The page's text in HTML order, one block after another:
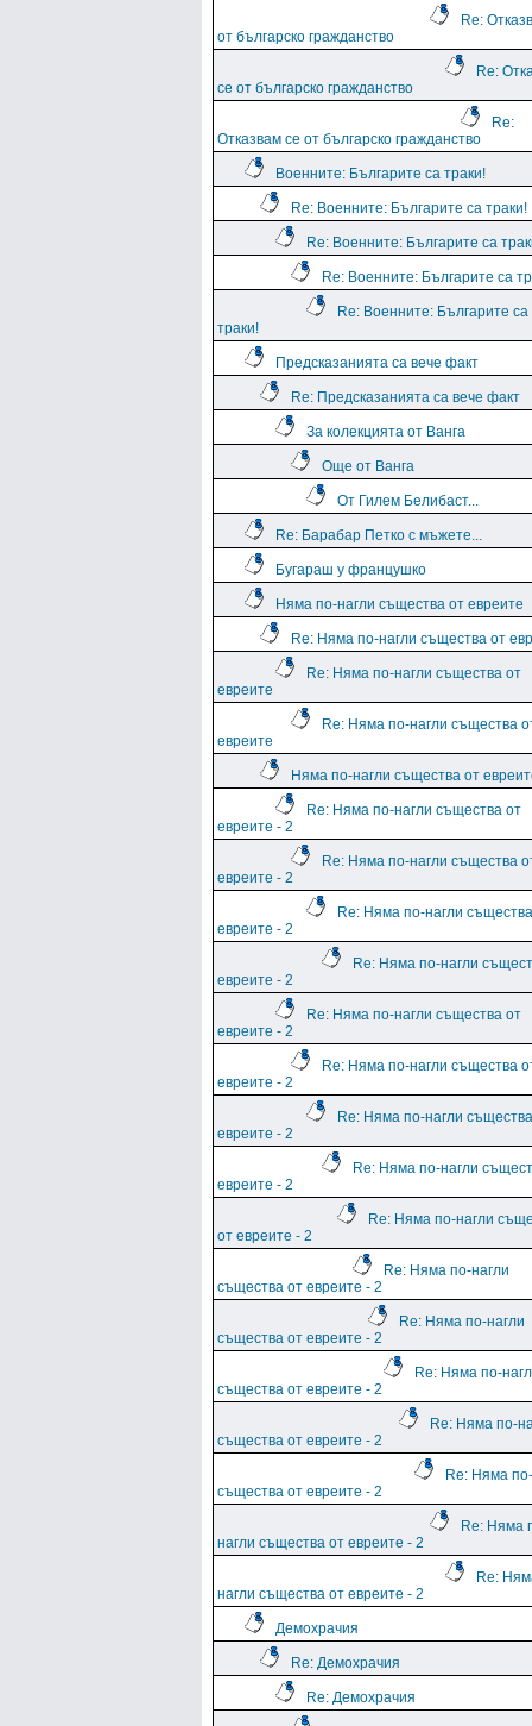
Re:
от българско гражданство
Re:
се от българско гражданство
Re:
Отказвам се от българско гражданство
Военните: Българите са траки!
Re: Военните: Българите са траки!
Re: Военните: Българите са
Re: Военните: Българите са
Re: Военните: Българите са
траки!
Предсказанията са вече факт
Re: Предсказанията са вече факт
За колекцията от Ванга
Още от Ванга
От Гилем Белибаст...
Re: Барабар Петко с мъжете...
Бугараш у францушко
Няма по-нагли същества от евреите
Re: Няма по-нагли същества от
Re: Няма по-нагли същества от
евреите
Re: Няма по-нагли същества
евреите
Няма по-нагли същества от
Re: Няма по-нагли същества от
евреите - 2
Re: Няма по-нагли същества
евреите - 2
Re: Няма по-нагли
евреите - 2
Re: Няма по-нагли
евреите - 2
Re: Няма по-нагли същества от
евреите - 2
Re: Няма по-нагли същества
евреите - 2
Re: Няма по-нагли
евреите - 2
Re: Няма по-нагли
евреите - 2
Re: Няма по-нагли
от евреите - 2
Re: Няма по-нагли
същества от евреите - 2
Re: Няма по-нагли
същества от евреите - 2
Re: Няма по-
същества от евреите - 2
Re: Няма по-
същества от евреите - 2
Re: Няма
същества от евреите - 2
Re: Няма
нагли същества от евреите - 2
Re:
нагли същества от евреите - 2
Демохрачия
Re: Демохрачия
Re: Демохрачия